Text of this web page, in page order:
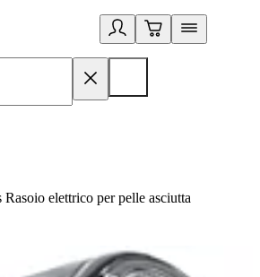
elettrico per pelle asciutta